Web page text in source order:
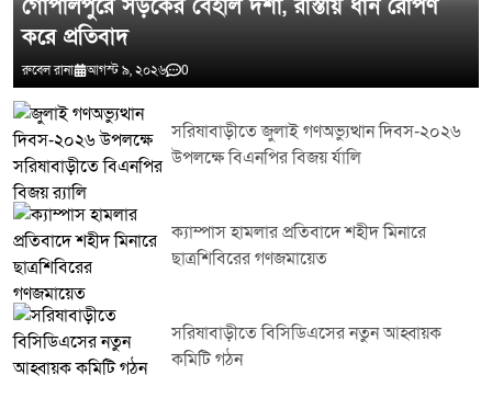
গোপালপুরে সড়কের বেহাল দশা, রাস্তায় ধান রোপণ
করে প্রতিবাদ
রুবেল রানা আগস্ট ৯, ২০২৬ 0
সরিষাবাড়ীতে জুলাই গণঅভ্যুত্থান দিবস-২০২৬
উপলক্ষে বিএনপির বিজয় র্যালি
ক্যাম্পাস হামলার প্রতিবাদে শহীদ মিনারে
ছাত্রশিবিরের গণজমায়েত
সরিষাবাড়ীতে বিসিডিএসের নতুন আহ্বায়ক
কমিটি গঠন